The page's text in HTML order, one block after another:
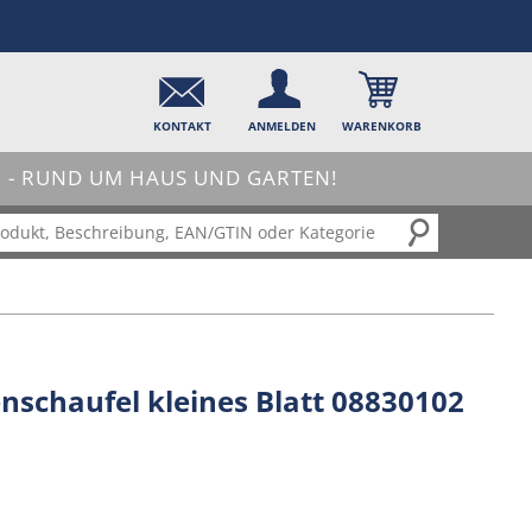
KONTAKT ANMELDEN WARENKORB
RUND UM HAUS UND GARTEN!
kleines Blatt 08830102